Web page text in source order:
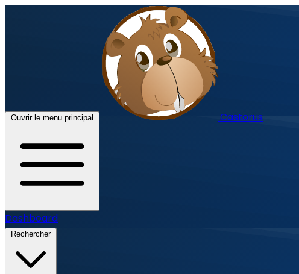
Ouvrir le menu principal Castorus
Dashboard
Rechercher